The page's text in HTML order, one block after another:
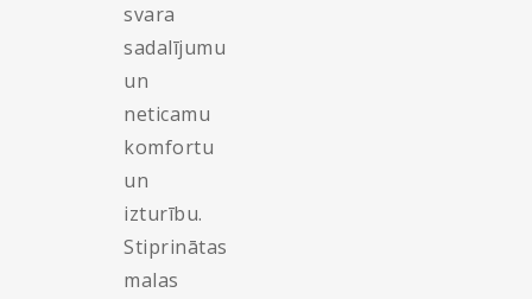
svara
sadalījumu
un
neticamu
komfortu
un
izturību.
Stiprinātas
malas